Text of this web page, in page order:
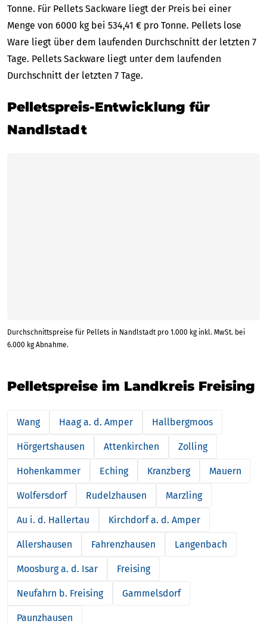
Tonne. Für Pellets Sackware liegt der Preis bei einer
Menge von 6000 kg bei 534,41 € pro Tonne. Pellets lose
Ware liegt über dem laufenden Durchschnitt der letzten 7
Tage. Pellets Sackware liegt unter dem laufenden
Durchschnitt der letzten 7 Tage.
Pelletspreis-Entwicklung für
Nandlstadt
Durchschnittspreise für Pellets in Nandlstadt pro 1.000 kg inkl. MwSt. bei
6.000 kg Abnahme.
Pelletspreise im Landkreis Freising
Wang Haag a. d. Amper Hallbergmoos
Hörgertshausen Attenkirchen Zolling
Hohenkammer Eching Kranzberg Mauern
Wolfersdorf Rudelzhausen Marzling
Au i. d. Hallertau Kirchdorf a. d. Amper
Allershausen Fahrenzhausen Langenbach
Moosburg a. d. Isar Freising
Neufahrn b. Freising Gammelsdorf
Paunzhausen